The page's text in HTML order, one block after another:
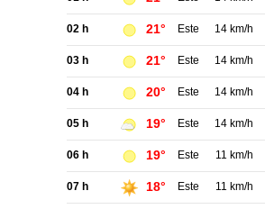
02 h 21° Este 14 km/h
03 h 21° Este 14 km/h
04 h 20° Este 14 km/h
05 h 19° Este 14 km/h
06 h 19° Este 11 km/h
07 h 18° Este 11 km/h